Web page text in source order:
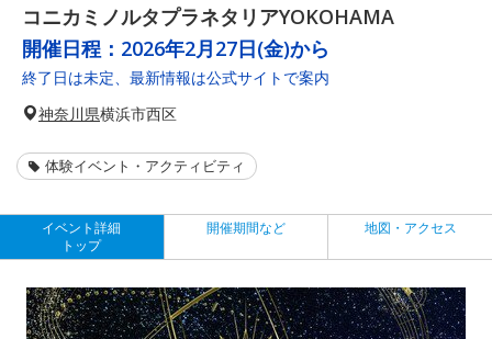
コニカミノルタプラネタリアYOKOHAMA
開催日程： 2026年2月27日(金)から
終了日は未定、最新情報は公式サイトで案内
神奈川県横浜市西区
体験イベント・アクティビティ
イベント詳細
トップ
開催期間など 地図・アクセス